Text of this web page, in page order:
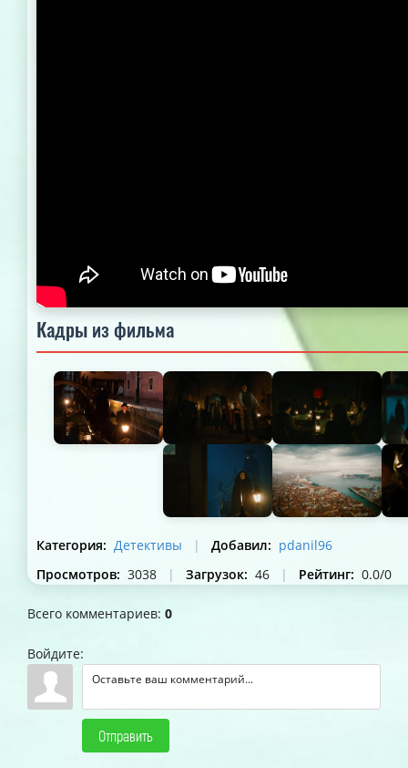
Кадры из фильма
Категория: Детективы | Добавил: pdanil96
Просмотров: 3038 | Загрузок: 46 | Рейтинг: 0.0/0
Всего комментариев: 0
Войдите:
Отправить